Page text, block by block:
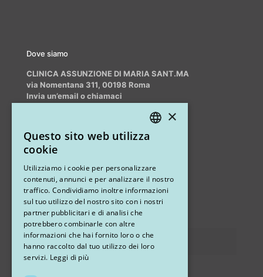
Dove siamo
CLINICA ASSUNZIONE DI MARIA SANT.MA
via Nomentana 311, 00198 Roma
Invia un’email o chiamaci
Altri studi
STUDIO MARIANETTI MED
via Sandro Pertini 26, 67051 Avezzano (AQ)
×
Questo sito web utilizza
cookie
Utilizziamo i cookie per personalizzare
contenuti, annunci e per analizzare il nostro
traffico. Condividiamo inoltre informazioni
sul tuo utilizzo del nostro sito con i nostri
partner pubblicitari e di analisi che
potrebbero combinarle con altre
informazioni che hai fornito loro o che
hanno raccolto dal tuo utilizzo dei loro
servizi. Leggi di più